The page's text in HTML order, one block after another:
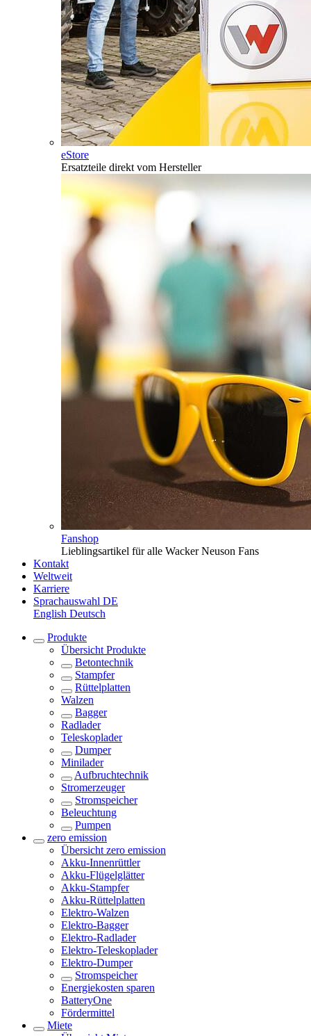
eStore
Ersatzteile direkt vom Hersteller
Fanshop
Lieblingsartikel für alle Wacker Neuson Fans
Kontakt
Weltweit
Karriere
Sprachauswahl DE
English Deutsch
Produkte
Übersicht Produkte
Betontechnik
Stampfer
Rüttelplatten
Walzen
Bagger
Radlader
Teleskoplader
Dumper
Minilader
Aufbruchtechnik
Stromerzeuger
Stromspeicher
Beleuchtung
Pumpen
zero emission
Übersicht zero emission
Akku-Innenrüttler
Akku-Flügelglätter
Akku-Stampfer
Akku-Rüttelplatten
Elektro-Walzen
Elektro-Bagger
Elektro-Radlader
Elektro-Teleskoplader
Elektro-Dumper
Stromspeicher
Energiekosten sparen
BatteryOne
Fördermittel
Miete